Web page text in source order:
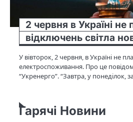
2 червня в Україні
відключень світла
У вівторок, 2 червня, в Україні не
електроспоживання. Про це
“Укренерго”. “Завтра, у понеділок,
Гарячі Новини